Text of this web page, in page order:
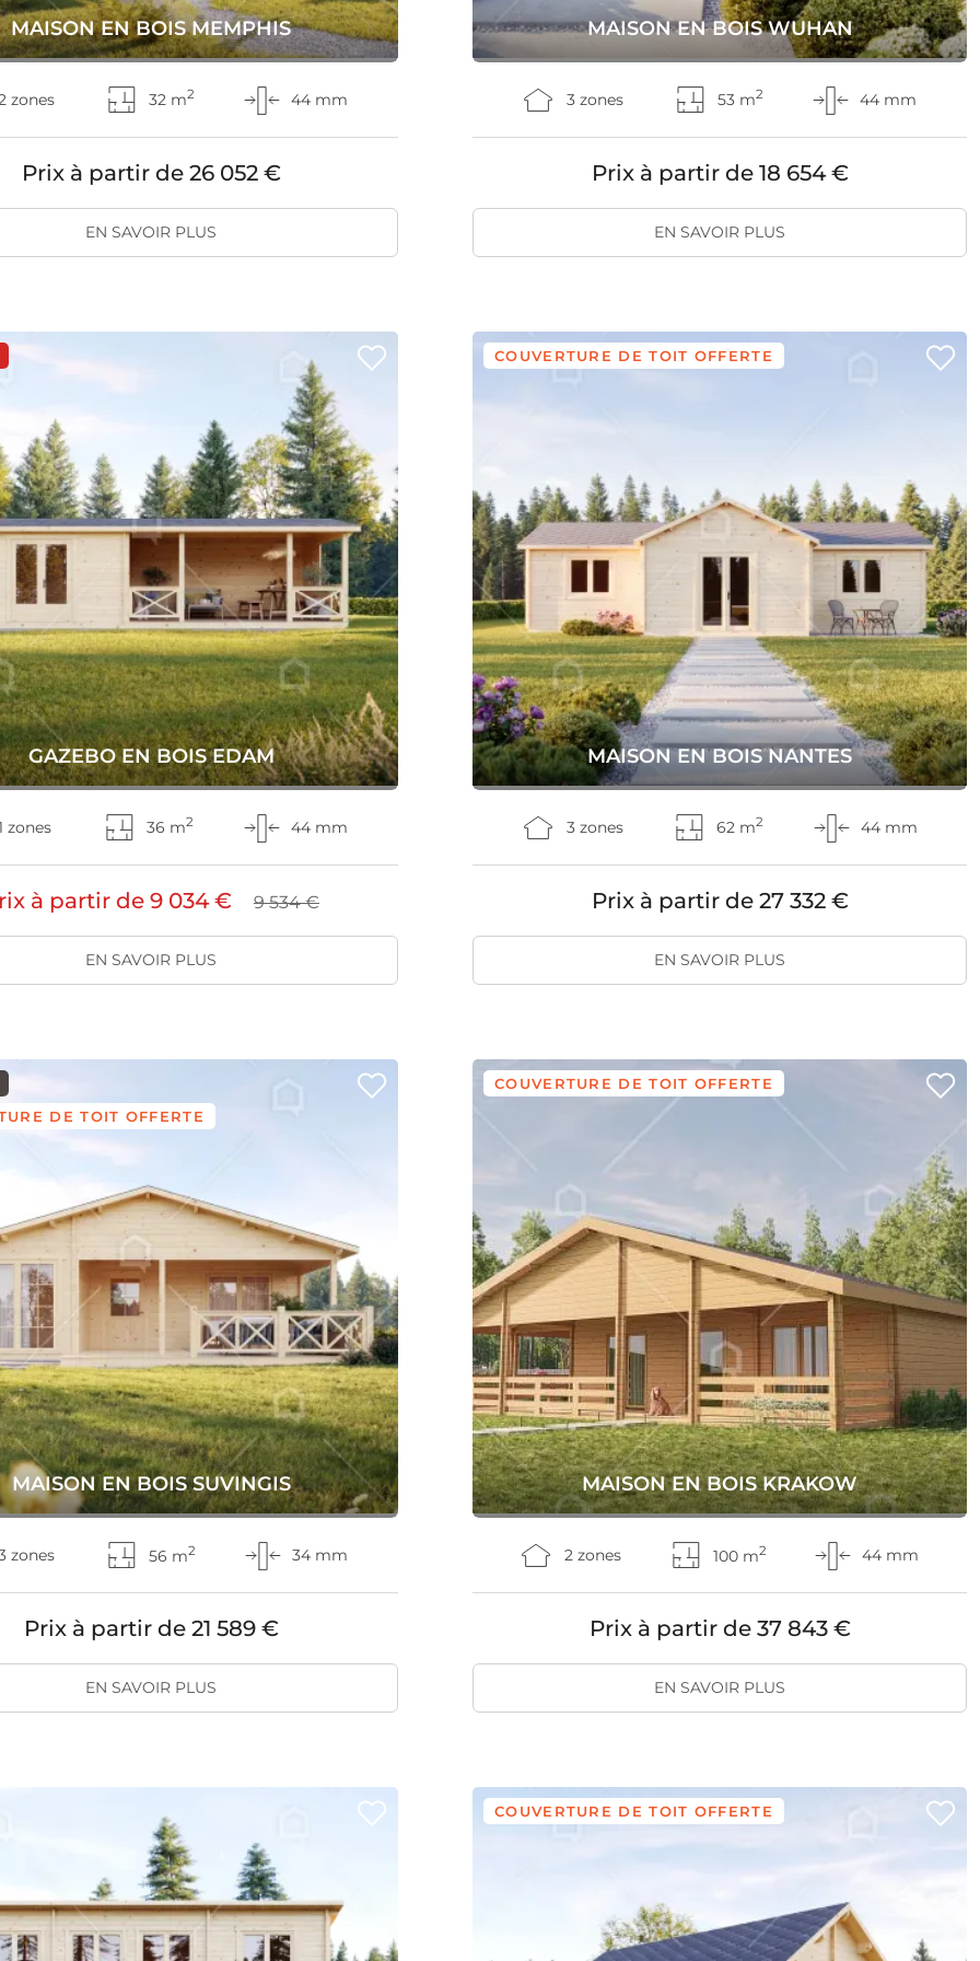
MAISON EN BOIS MEMPHIS
zones 32 m2 44 mm
Prix à partir de26 052 €
EN SAVOIR PLUS
MAISON EN BOIS WUHAN
3 zones 53 m2 44 mm
Prix à partir de18 654 €
EN SAVOIR PLUS
GAZEBO EN BOIS EDAM
zones 36 m2 44 mm
à partir de 9 034 € 9 534 €
EN SAVOIR PLUS
COUVERTURE DE TOIT OFFERTE
MAISON EN BOIS NANTES
3 zones 62 m2 44 mm
Prix à partir de27 332 €
EN SAVOIR PLUS
DE TOIT OFFERTE
MAISON EN BOIS SUVINGIS
zones 56 m2 34 mm
Prix à partir de21 589 €
EN SAVOIR PLUS
COUVERTURE DE TOIT OFFERTE
MAISON EN BOIS KRAKOW
2 zones 100 m2 44 mm
Prix à partir de37 843 €
EN SAVOIR PLUS
COUVERTURE DE TOIT OFFERTE